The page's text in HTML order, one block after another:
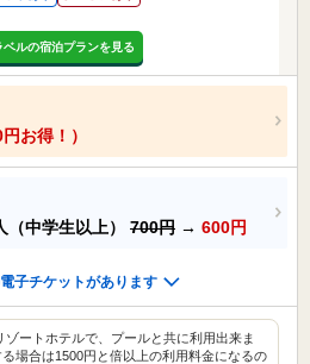
ベルの宿泊プランを見る
お得！）
（中学生以上） 700円 → 600円
子チケットがあります
ゾートホテルで、プールと共に利用出来ま
場合は1500円と倍以上の利用料金になるの